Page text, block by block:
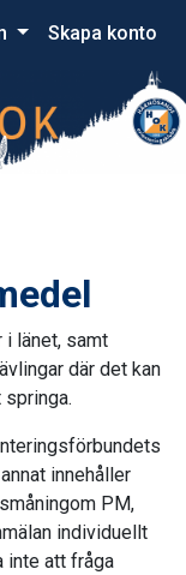
Skapa konto
i länet, samt
där det kan
springa.
innehåller
PM,
individuellt
inte att fråga